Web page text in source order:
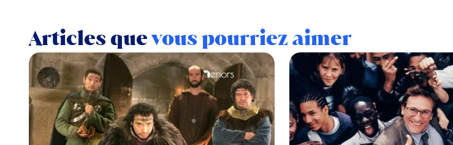
Articles quevous pourriez aimer